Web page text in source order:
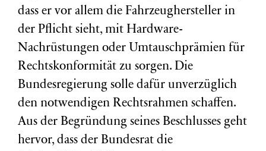
dass er vor allem die Fahrzeughersteller in
der Pflicht sieht, mit Hardware-
Nachrüstungen oder Umtauschprämien für
Rechtskonformität zu sorgen. Die
Bundesregierung solle dafür unverzüglich
den notwendigen Rechtsrahmen schaffen.
Aus der Begründung seines Beschlusses geht
hervor, dass der Bundesrat die